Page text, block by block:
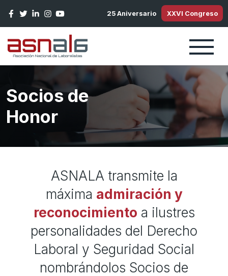
25 Aniversario XXVI Congreso
Socios de
Honor
ASNALA transmite la
máxima admiración y
reconocimiento a ilustres
personalidades del Derecho
Laboral y Seguridad Social
nombrándolos Socios de